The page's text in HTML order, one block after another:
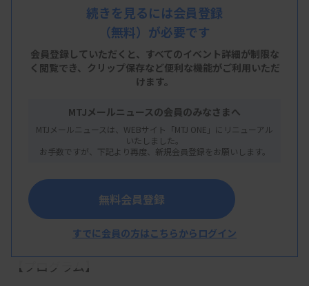
名古屋記念病院 研修センター1階
主 催
愛知県臨床検査技師会
概 要
【プログラム】
続きを見るには会員登録
（無料）が必要です
会員登録していただくと、すべてのイベント詳細が制限な
く閲覧でき、 クリップ保存など便利な機能がご利用いただ
けます。
MTJメールニュースの会員のみなさまへ
MTJメールニュースは、WEBサイト「MTJ ONE」にリニューアル
いたしました。
お手数ですが、下記より再度、新規会員登録をお願いします。
無料会員登録
すでに会員の方はこちらからログイン